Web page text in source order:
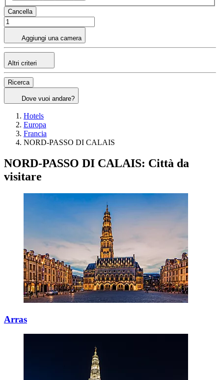
Cancella
Aggiungi una camera
Altri criteri
Ricerca
Dove vuoi andare?
Hotels
Europa
Francia
NORD-PASSO DI CALAIS
NORD-PASSO DI CALAIS: Città da
visitare
Arras